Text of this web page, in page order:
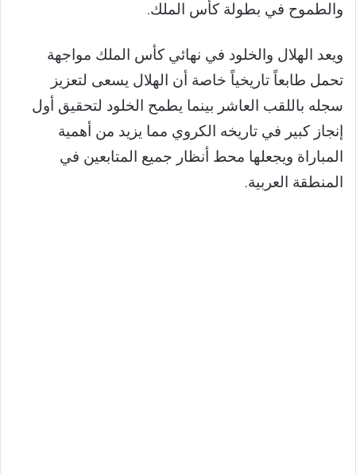
والطموح في بطولة كأس الملك.
ويعد الهلال والخلود في نهائي كأس الملك مواجهة
تحمل طابعاً تاريخياً خاصة أن الهلال يسعى لتعزيز
سجله باللقب العاشر بينما يطمح الخلود لتحقيق أول
إنجاز كبير في تاريخه الكروي مما يزيد من أهمية
المباراة ويجعلها محط أنظار جميع المتابعين في
المنطقة العربية.